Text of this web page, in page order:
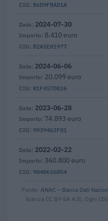
B6D9FBAD1A
B2A5E01977
2024-07-30
8.410 euro
B1F457D826
2024-06-06
20.099 euro
9939462F81
2023-06-28
74.893 euro
9040616854
2022-02-22
360.800 euro
Fonte: ANAC – Banca Dati
licenza CC BY-SA 4.0). Ogni